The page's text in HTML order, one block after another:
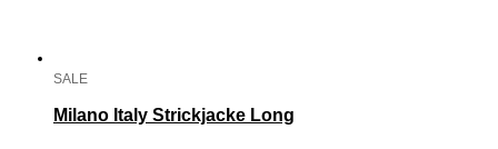
SALE
Milano Italy Strickjacke Long